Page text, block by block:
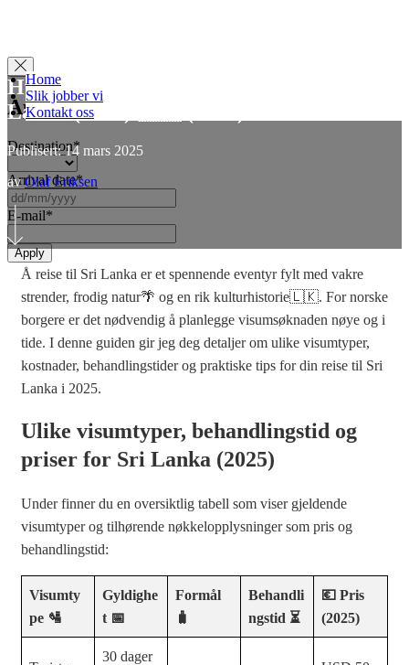
Home
Slik jobber vi
Kontakt oss
Apply for Visa
Destination*
Arrival date*
slash
MM
slash
E-mail*
Hvor lang tid tar det å få visum til Sri
Lanka (2025) 🇱🇰 (2025)
Publisert: 14 mars 2025
avOlaf Eriksen
Å reise til Sri Lanka er et spennende eventyr fylt med vakre
strender, frodig natur🌴 og en rik kulturhistorie🇱🇰. For norske
borgere er det nødvendig å planlegge visumsøknaden nøye og i
tide. I denne guiden gir jeg deg detaljer om ulike visumtyper,
kostnader, behandlingstider og praktiske tips for din reise til Sri
Lanka i 2025.
Ulike visumtyper, behandlingstid og
priser for Sri Lanka (2025)
Under finner du en oversiktlig tabell som viser gjeldende
visumtyper og tilhørende nøkkelopplysninger som pris og
behandlingstid:
Visumty
pe 🛂
Gyldighe
t 📅
Formål
🧳
Behandli
ngstid ⏳
💶 Pris
(2025)
30 dager